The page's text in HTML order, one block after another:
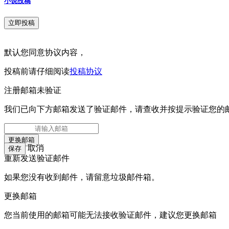
立即投稿
默认您同意协议内容，
投稿前请仔细阅读投稿协议
注册邮箱未验证
我们已向下方邮箱发送了验证邮件，请查收并按提示验证您的
取消
重新发送验证邮件
如果您没有收到邮件，请留意垃圾邮件箱。
更换邮箱
您当前使用的邮箱可能无法接收验证邮件，建议您更换邮箱